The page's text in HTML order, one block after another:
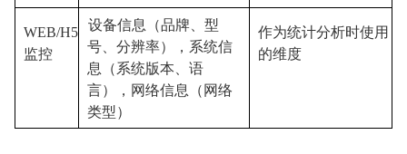
WEB/H5
监控
设备信息（品牌、型
号、分辨率），系统信
息（系统版本、语
言），网络信息（网络
类型）
作为统计分析时使用
的维度